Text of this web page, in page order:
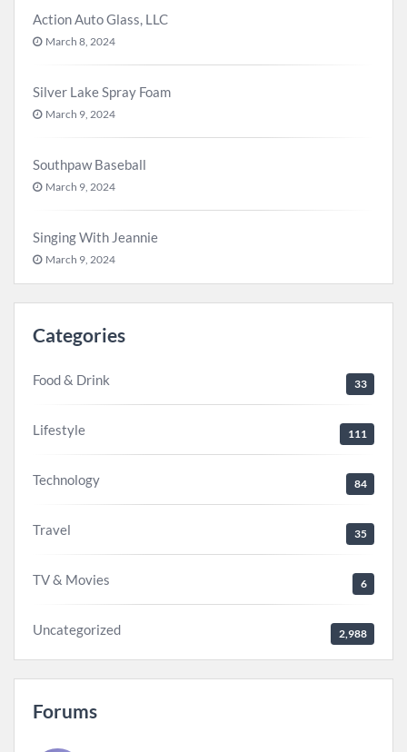
Action Auto Glass, LLC
March 8, 2024
Silver Lake Spray Foam
March 9, 2024
Southpaw Baseball
March 9, 2024
Singing With Jeannie
March 9, 2024
Categories
Food & Drink 33
Lifestyle 111
Technology 84
Travel 35
TV & Movies 6
Uncategorized 2,988
Forums